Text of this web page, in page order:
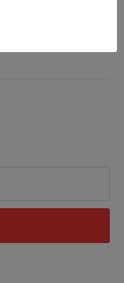
investigado na